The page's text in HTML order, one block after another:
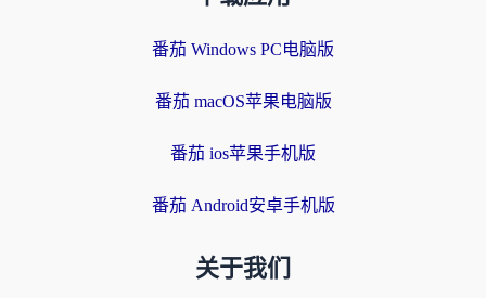
番茄 Windows PC电脑版
番茄 macOS苹果电脑版
番茄 ios苹果手机版
番茄 Android安卓手机版
关于我们